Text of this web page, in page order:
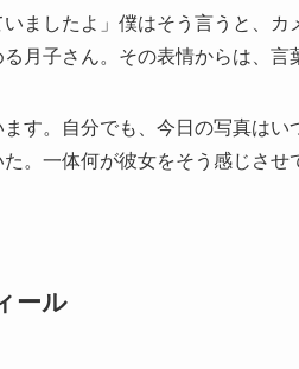
ましたよ」僕はそう言うと、
月子さん。その表情からは、言
ます。自分でも、今日の写真は
。一体何が彼女をそう感じさ
ール